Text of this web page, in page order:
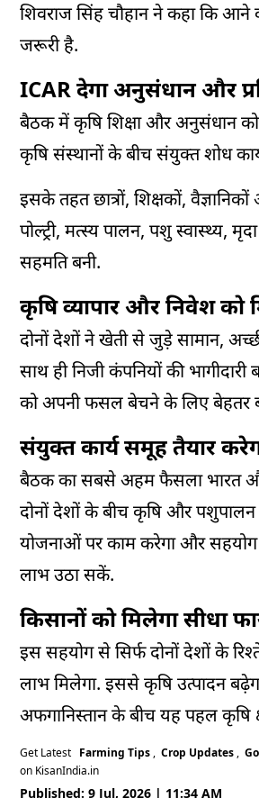
शिवराज सिंह चौहान ने कहा कि आने
जरूरी है.
ICAR देगा अनुसंधान और
बैठक में कृषि शिक्षा और अनुसंधान को
कृषि संस्थानों के बीच संयुक्त शोध
इसके तहत छात्रों, शिक्षकों,
पोल्ट्री, मत्स्य पालन, पशु स्वास्थ्य,
सहमति बनी.
कृषि व्यापार और निवेश को
दोनों देशों ने खेती से जुड़े सामान,
साथ ही निजी कंपनियों की
को अपनी फसल बेचने के लिए बेहतर
संयुक्त कार्य समूह तैयार
बैठक का सबसे अहम फैसला भारत
दोनों देशों के बीच कृषि और
योजनाओं पर काम करेगा और सहयोग
लाभ उठा सकें.
किसानों को मिलेगा सीधा
इस सहयोग से सिर्फ दोनों देशों के
लाभ मिलेगा. इससे कृषि उत्पादन
अफगानिस्तान के बीच यह पहल कृषि
Get Latest Farming Tips , Crop Updates ,
on KisanIndia.in
Published: 9 Jul, 2026 | 11:34 AM